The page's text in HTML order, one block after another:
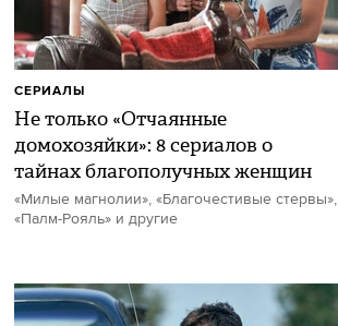
Не только «Отчаянные
домохозяйки»: 8 сериалов о
тайнах благополучных женщин
«Милые магнолии», «Благочестивые стервы»,
«Палм-Рояль» и другие
СЕРИАЛЫ